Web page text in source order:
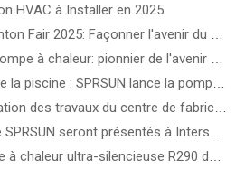
HVAC à Installer en 2025